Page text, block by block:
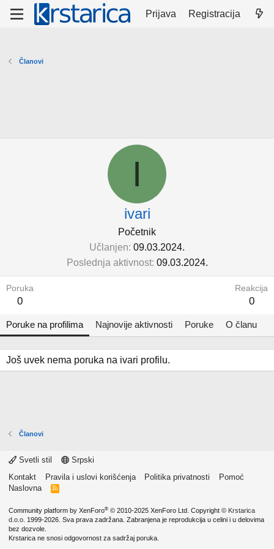
Prijava Registracija
Članovi
I
ivari
Početnik
Učlanjen 09.03.2024.
Poslednja aktivnost 09.03.2024.
Poruka
0
Reakcija
0
Poruke na profilima Najnovije aktivnosti Poruke O članu
Još uvek nema poruka na ivari profilu.
Članovi
Svetli stil
Srpski
Kontakt
Pravila i uslovi korišćenja Politika privatnosti
Pomoć
Naslovna
R
Community platform by XenForo® © 2010-2025 XenForo Ltd. Copyright © Krstarica
d.o.o. 1999-2026. Sva prava zadržana. Zabranjena je reprodukcija u celini i u delovima
bez dozvole.
Krstarica ne snosi odgovornost za sadržaj poruka.